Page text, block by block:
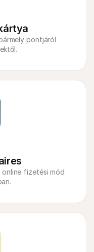
pontjáról
fizetési mód